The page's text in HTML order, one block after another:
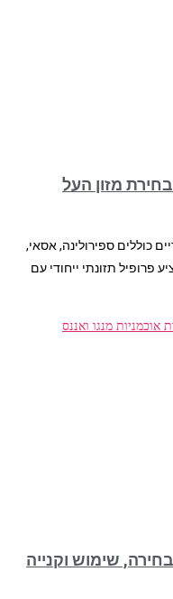
מזון העל
כוללים ספירולינה, אסאי,
פרופיל תזונתי ייחודי עם
שימוש וקנייה